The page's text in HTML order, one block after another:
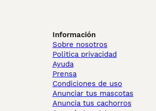
Información
Sobre nosotros
Politica privacidad
Ayuda
Prensa
Condiciones de uso
Anunciar tus mascotas
Anuncia tus cachorros